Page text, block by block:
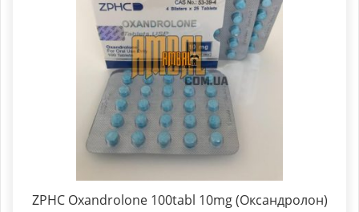
ZPHC Oxandrolone 100tabl 10mg (Оксандролон)